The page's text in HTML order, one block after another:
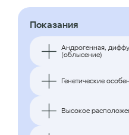
Показания
Андрогенная,
(облысение)
Генетические
Высокое